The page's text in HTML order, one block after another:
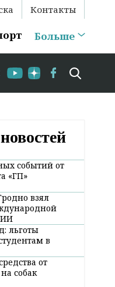
Контакты
Больше
временно
новостей
событий от
«ГП»
взял
ИИ
льготы
в
от
собак